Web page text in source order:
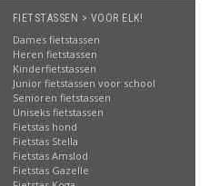
FIETSTASSEN > VOOR ELK!
Dames fietstassen
Heren fietstassen
Kinderfietstassen
Junior fietstassen voor school
Senioren fietstassen
Uniseks fietstassen
Fietstas hond
Fietstas Stella
Fietstas Amslod
Fietstas Gazelle